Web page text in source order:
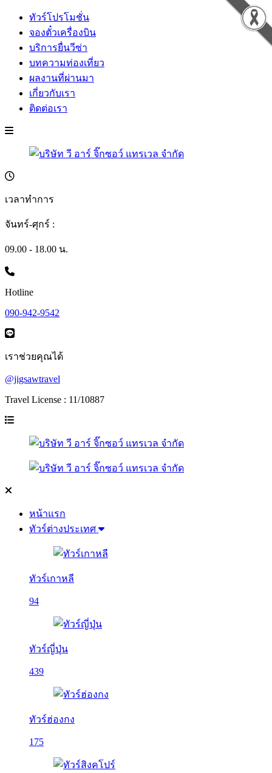
ทัวร์โปรโมชั่น
จองตั๋วเครื่องบิน
บริการยื่นวีซ่า
บทความท่องเที่ยว
ผลงานที่ผ่านมา
เกี่ยวกับเรา
ติดต่อเรา
เวลาทำการ
จันทร์-ศุกร์ :
09.00 - 18.00 น.
Hotline
090-942-9542
เราช่วยคุณได้
@jigsawtravel
Travel License : 11/10887
หน้าแรก
ทัวร์ต่างประเทศ
ทัวร์เกาหลี
94
ทัวร์ญี่ปุ่น
439
ทัวร์ฮ่องกง
175